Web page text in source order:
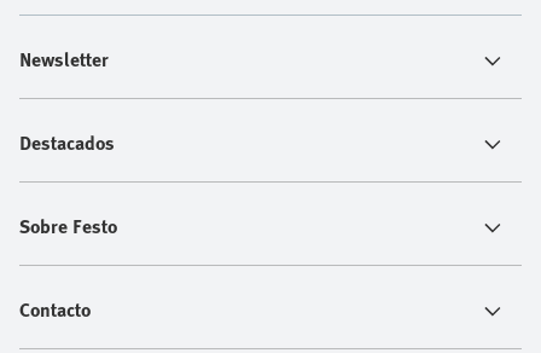
Newsletter
Destacados
Sobre Festo
Contacto